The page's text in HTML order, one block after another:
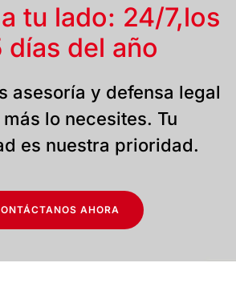
tu lado: 24/7,los
días del año
asesoría y defensa legal
lo necesites. Tu
es nuestra prioridad.
AHORA